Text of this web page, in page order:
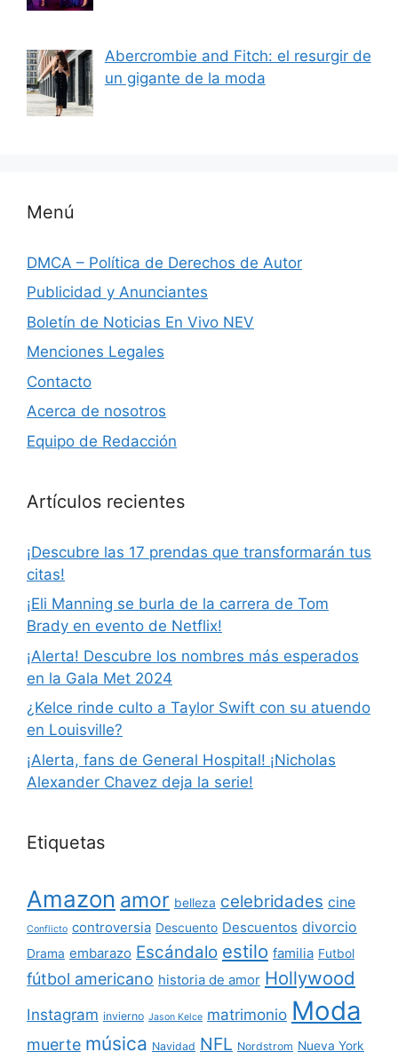
Abercrombie and Fitch: el resurgir de
un gigante de la moda
Menú
DMCA – Política de Derechos de Autor
Publicidad y Anunciantes
Boletín de Noticias En Vivo NEV
Menciones Legales
Contacto
Acerca de nosotros
Equipo de Redacción
Artículos recientes
¡Descubre las 17 prendas que transformarán tus
citas!
¡Eli Manning se burla de la carrera de Tom
Brady en evento de Netflix!
¡Alerta! Descubre los nombres más esperados
en la Gala Met 2024
¿Kelce rinde culto a Taylor Swift con su atuendo
en Louisville?
¡Alerta, fans de General Hospital! ¡Nicholas
Alexander Chavez deja la serie!
Etiquetas
Amazon amor belleza celebridades cine
Conflicto controversia Descuento Descuentos divorcio
Drama embarazo Escándalo estilo familia Futbol
fútbol americano historia de amor Hollywood
Instagram invierno Jason Kelce matrimonio Moda
muerte música Navidad NFL Nordstrom Nueva York